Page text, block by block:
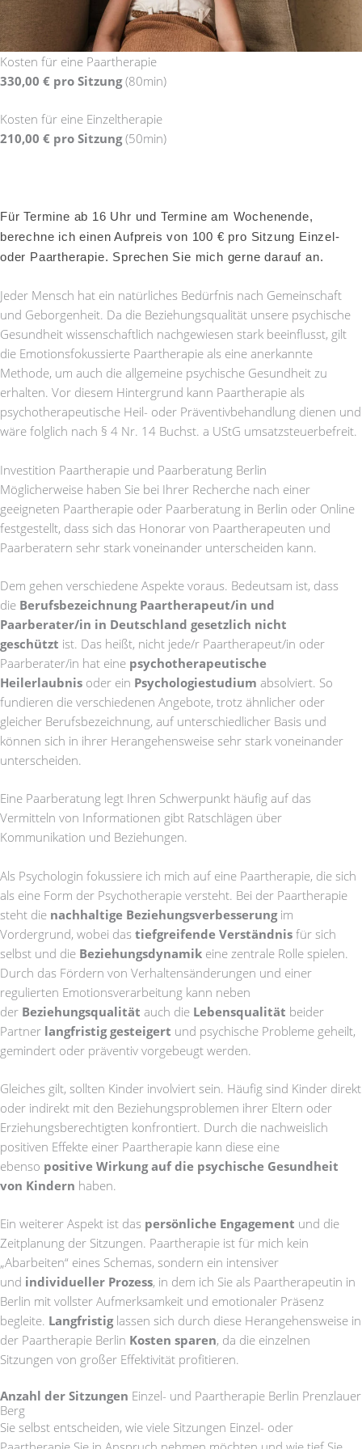
Kosten für eine Paartherapie
330,00 € pro Sitzung(80min)
Kosten für eine Einzeltherapie
210,00 € pro Sitzung(50min)
Für Termine ab 16 Uhr und Termine am Wochenende,
berechne ich einen Aufpreis von 100 € pro Sitzung Einzel-
oder Paartherapie. Sprechen Sie mich gerne darauf an.
Jeder Mensch hat ein natürliches Bedürfnis nach Gemeinschaft
und Geborgenheit. Da die Beziehungsqualität unsere psychische
Gesundheit wissenschaftlich nachgewiesen stark beeinflusst, gilt
die Emotionsfokussierte Paartherapie als eine anerkannte
Methode, um auch die allgemeine psychische Gesundheit zu
erhalten. Vor diesem Hintergrund kann Paartherapie als
psychotherapeutische Heil- oder Präventivbehandlung dienen und
wäre folglich nach § 4 Nr. 14 Buchst. a UStG umsatzsteuerbefreit.
Investition Paartherapie und Paarberatung Berlin
Möglicherweise haben Sie bei Ihrer Recherche nach einer
geeigneten Paartherapie oder Paarberatung in Berlin oder Online
festgestellt, dass sich das Honorar von Paartherapeuten und
Paarberatern sehr stark voneinander unterscheiden kann.
Dem gehen verschiedene Aspekte voraus. Bedeutsam ist, dass
die Berufsbezeichnung Paartherapeut/in und
Paarberater/in in Deutschland gesetzlich nicht
geschützt ist. Das heißt, nicht jede/r Paartherapeut/in oder
Paarberater/in hat eine psychotherapeutische
Heilerlaubnis oder ein Psychologiestudium absolviert. So
fundieren die verschiedenen Angebote, trotz ähnlicher oder
gleicher Berufsbezeichnung, auf unterschiedlicher Basis und
können sich in ihrer Herangehensweise sehr stark voneinander
unterscheiden.
Eine Paarberatung legt Ihren Schwerpunkt häufig auf das
Vermitteln von Informationen gibt Ratschlägen über
Kommunikation und Beziehungen.
Als Psychologin fokussiere ich mich auf eine Paartherapie, die sich
als eine Form der Psychotherapie versteht. Bei der Paartherapie
steht die nachhaltige Beziehungsverbesserungim
Vordergrund, wobei das tiefgreifende Verständnis für sich
selbst und die Beziehungsdynamik eine zentrale Rolle spielen.
Durch das Fördern von Verhaltensänderungen und einer
regulierten Emotionsverarbeitung kann neben
der Beziehungsqualität auch die Lebensqualität beider
Partner langfristig gesteigert und psychische Probleme geheilt,
gemindert oder präventiv vorgebeugt werden.
Gleiches gilt, sollten Kinder involviert sein. Häufig sind Kinder direkt
oder indirekt mit den Beziehungsproblemen ihrer Eltern oder
Erziehungsberechtigten konfrontiert. Durch die nachweislich
positiven Effekte einer Paartherapie kann diese eine
ebenso positive Wirkung auf die psychische Gesundheit
von Kindern haben.
Ein weiterer Aspekt ist das persönliche Engagement und die
Zeitplanung der Sitzungen. Paartherapie ist für mich kein
„Abarbeiten“ eines Schemas, sondern ein intensiver
und individueller Prozess, in dem ich Sie als Paartherapeutin in
Berlin mit vollster Aufmerksamkeit und emotionaler Präsenz
begleite. Langfristiglassen sich durch diese Herangehensweise in
der Paartherapie Berlin Kosten sparen, da die einzelnen
Sitzungen von großer Effektivität profitieren.
Anzahl der Sitzungen Einzel- und Paartherapie Berlin Prenzlauer
Berg
Sie selbst entscheiden, wie viele Sitzungen Einzel- oder